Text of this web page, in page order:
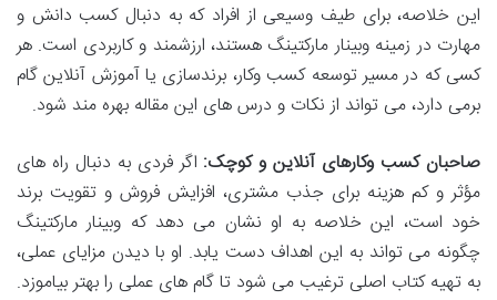
این خلاصه، برای طیف وسیعی از افراد که به دنبال کسب دانش و
مهارت در زمینه وبینار مارکتینگ هستند، ارزشمند و کاربردی است. هر
کسی که در مسیر توسعه کسب وکار، برندسازی یا آموزش آنلاین گام
برمی دارد، می تواند از نکات و درس های این مقاله بهره مند شود.
صاحبان کسب وکارهای آنلاین و کوچک: اگر فردی به دنبال راه های
مؤثر و کم هزینه برای جذب مشتری، افزایش فروش و تقویت برند
خود است، این خلاصه به او نشان می دهد که وبینار مارکتینگ
چگونه می تواند به این اهداف دست یابد. او با دیدن مزایای عملی،
به تهیه کتاب اصلی ترغیب می شود تا گام های عملی را بهتر بیاموزد.